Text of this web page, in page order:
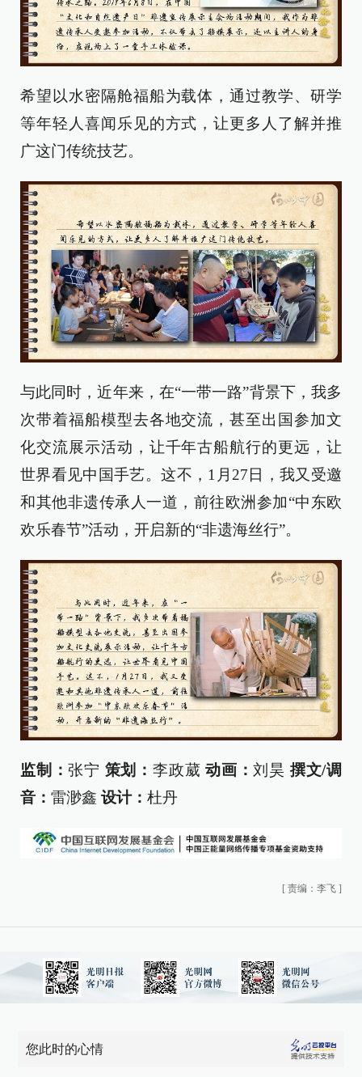
希望以水密隔舱福船为载体，通过教学、研学
等年轻人喜闻乐见的方式，让更多人了解并推
广这门传统技艺。
与此同时，近年来，在“一带一路”背景下，我多
次带着福船模型去各地交流，甚至出国参加文
化交流展示活动，让千年古船航行的更远，让
世界看见中国手艺。这不， 1 月 27日，我又受邀
和其他非遗传承人一道，前往欧洲参加“中东欧
欢乐春节”活动，开启新的“非遗海丝行”。
监制：张宁 策划： 李政葳动画：刘昊 撰文/调
音： 雷渺鑫 设计： 杜丹
[ 责编：李飞 ]
您此时的心情